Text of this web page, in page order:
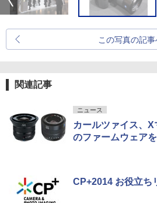
この写真の記事
関連記事
ニュース
カールツァイス、X
のファームウェア
CP+2014 お役立ち